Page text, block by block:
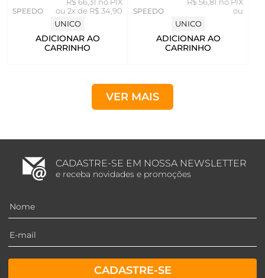
R$ 66,31 no PIX
ou 2x de R$ 34,90
SPEEDO
UNICO
ADICIONAR AO
CARRINHO
R$ 56,81 no PIX
ou
SPEEDO
UNICO
ADICIONAR AO
CARRINHO
VER MAIS
CADASTRE-SE EM NOSSA NEWSLETTER
e receba novidades e promoções
CADASTRE-SE